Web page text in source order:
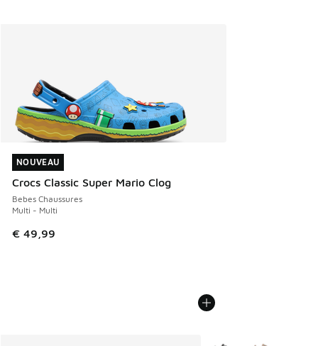
NOUVEAU
Crocs Classic Super Mario Clog
Bebes Chaussures
Multi - Multi
€ 49,99
NOUVEAU